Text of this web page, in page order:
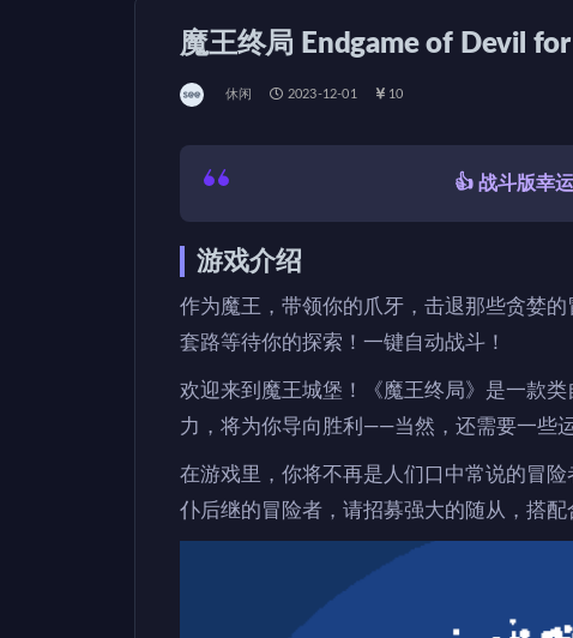
魔王终局 Endgame of Devil
休闲 2023-12-01 10
👍 战斗版幸
游戏介绍
作为魔王，带领你的爪牙，击退那些贪婪
套路等待你的探索！一键自动战斗！
欢迎来到魔王城堡！《魔王终局》是一款
力，将为你导向胜利——当然，还需要一些
在游戏里，你将不再是人们口中常说的冒
仆后继的冒险者，请招募强大的随从，搭